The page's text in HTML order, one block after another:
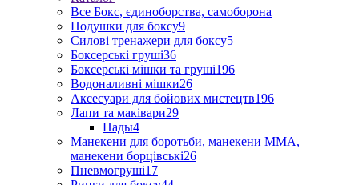
Все Бокс, єдиноборства, самоборона
Подушки для боксу9
Силові тренажери для боксу5
Боксерські груші36
Боксерські мішки та груші196
Водоналивні мішки26
Аксесуари для бойових мистецтв196
Лапи та маківари29
Пады4
Манекени для боротьби, манекени ММА,
манекени борцівські26
Пневмогруші17